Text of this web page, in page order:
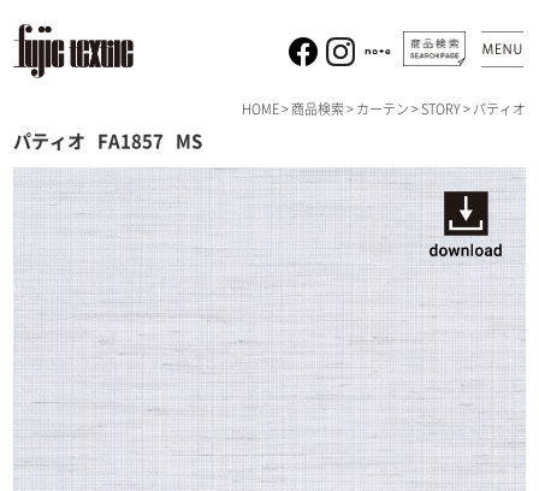
HOME> 商品検索> カーテン > STORY> パティオ
パティオ FA1857 MS